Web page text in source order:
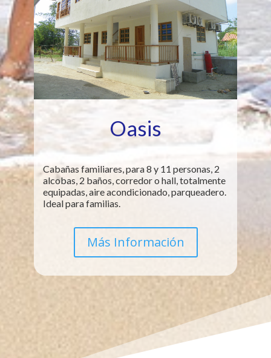
Oasis
Cabañas familiares, para 8 y 11 personas, 2
alcobas, 2 baños, corredor o hall, totalmente
equipadas, aire acondicionado, parqueadero.
Ideal para familias.
Más Información